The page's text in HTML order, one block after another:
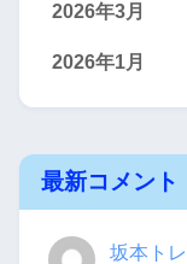
2026年3月
2026年1月
最新コメント
坂本ト